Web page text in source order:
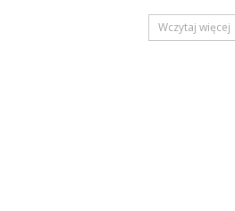
Wczytaj więcej